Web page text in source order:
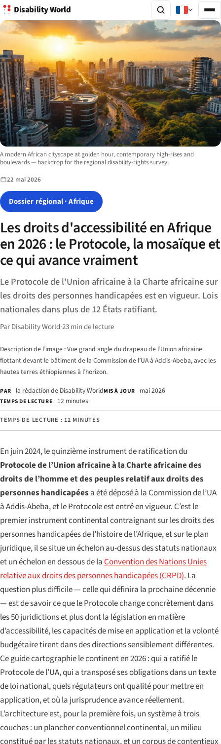
Disability World
Image description:
A modern African cityscape at golden hour, contemporary high-rises and
boulevards — backdrop for the regional disability-rights survey.
22 mai 2026
Dossier régional · Afrique
Les droits d'accessibilité en Afrique
en 2026 : le Protocole, la mosaïque et
ce qui avance vraiment
Le Protocole de l'Union africaine à la Charte africaine sur
les droits des personnes handicapées est en vigueur. Lois
nationales dans plus de 12 États ratifiant.
Par Disability World·23 min de lecture
Description de l’image : Vue grand angle du drapeau de l’Union africaine
flottant devant le bâtiment de la Commission de l’UA à Addis-Abeba, avec les
hautes terres éthiopiennes à l’horizon.
PAR la rédaction de Disability WorldMIS À JOUR mai 2026
TEMPS DE LECTURE 12 minutes
TEMPS DE LECTURE : 12 MINUTES
En juin 2024, le quinzième instrument de ratification du
Protocole de l’Union africaine à la Charte africaine des
droits de l’homme et des peuples relatif aux droits des
personnes handicapées a été déposé à la Commission de l’UA
à Addis-Abeba, et le Protocole est entré en vigueur. C’est le
premier instrument continental contraignant sur les droits des
personnes handicapées de l’histoire de l’Afrique, et sur le plan
juridique, il se situe un échelon au-dessus des statuts nationaux
et un échelon en dessous de laConvention des Nations Unies
relative aux droits des personnes handicapées (CRPD). La
question plus difficile — celle qui définira la prochaine décennie
— est de savoir ce que le Protocole change concrètement dans
les 50 juridictions et plus dont la législation en matière
d’accessibilité, les capacités de mise en application et la volonté
budgétaire tirent dans des directions sensiblement différentes.
Ce guide cartographie le continent en 2026 : qui a ratifié le
Protocole de l’UA, qui a transposé ses obligations dans un texte
de loi national, quels régulateurs ont qualité pour mettre en
application, et où la jurisprudence avance réellement.
L’architecture est, pour la première fois, un système à trois
couches : un plancher conventionnel continental, un milieu
constitué par les statuts nationaux, et un corpus de contentieux